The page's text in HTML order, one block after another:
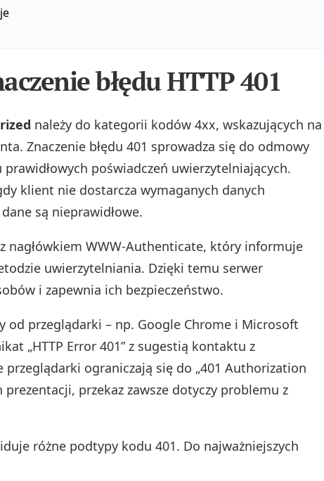
błędu HTTP 401
należy do kategorii kodów 4xx, wskazujących na
Znaczenie błędu 401 sprowadza się do odmowy
poświadczeń uwierzytelniających.
klient nie dostarcza wymaganych danych
są nieprawidłowe.
nagłówkiem WWW-Authenticate, który informuje
uwierzytelniania. Dzięki temu serwer
i zapewnia ich bezpieczeństwo.
od przeglądarki – np. Google Chrome i Microsoft
„HTTP Error 401” z sugestią kontaktu z
przeglądarki ograniczają się do „401 Authorization
prezentacji, przekaz zawsze dotyczy problemu z
różne podtypy kodu 401. Do najważniejszych